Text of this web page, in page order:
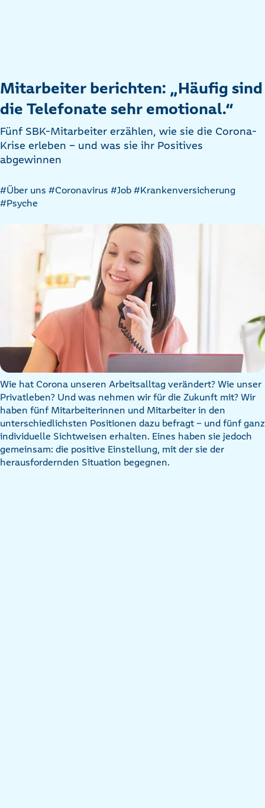
Mitarbeiter berichten: „Häufig sind
die Telefonate sehr emotional.“
Fünf SBK-Mitarbeiter erzählen, wie sie die Corona-
Krise erleben - und was sie ihr Positives
abgewinnen
Artikel
nach
#Über uns #Coronavirus #Job #Krankenversicherung
#Psyche
Wie hat Corona unseren Arbeitsalltag verändert? Wie unser
Privatleben? Und was nehmen wir für die Zukunft mit? Wir
haben fünf Mitarbeiterinnen und Mitarbeiter in den
unterschiedlichsten Positionen dazu befragt – und fünf ganz
individuelle Sichtweisen erhalten. Eines haben sie jedoch
gemeinsam: die positive Einstellung, mit der sie der
herausfordernden Situation begegnen.